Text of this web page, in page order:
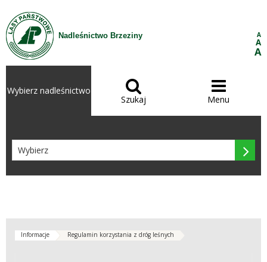
Przejdź do treści
Nadleśnictwo Brzeziny A
A
A
Wybierz nadleśnictwo 
Szukaj

Menu

Informacje Regulamin korzystania z dróg leśnych